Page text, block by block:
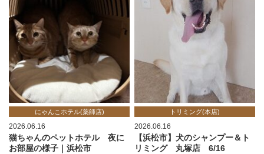
にゃんこホテル(薬師店)
2026.06.16
猫ちゃんのペットホテル 夜に
お部屋の様子｜浜松市
トリミング(本店)
2026.06.16
【浜松市】犬のシャンプー＆ト
リミング 丸塚店 6/16